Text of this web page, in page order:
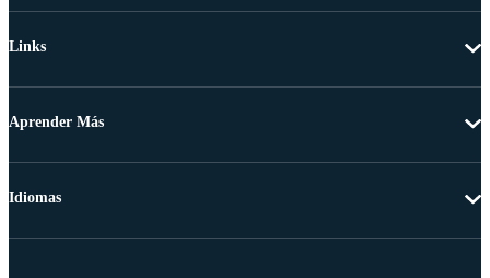
Links
Aprender Más
Idiomas